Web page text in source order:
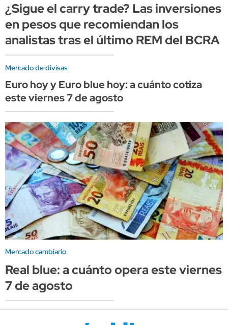
¿Sigue el carry trade? Las inversiones
en pesos que recomiendan los
analistas tras el último REM del BCRA
Mercado de divisas
Euro hoy y Euro blue hoy: a cuánto cotiza
este viernes 7 de agosto
Mercado cambiario
Real blue: a cuánto opera este viernes
7 de agosto